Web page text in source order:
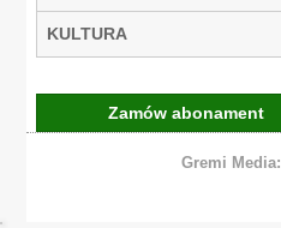
KULTURA
Zamów abonament
Gremi Media: